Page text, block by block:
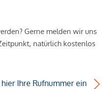
Gerne melden wir uns
natürlich kostenlos
hier Ihre Rufnummer ein